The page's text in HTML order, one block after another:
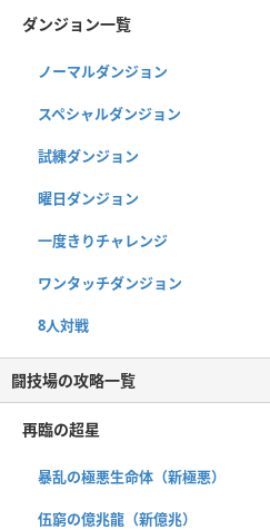
ダンジョン一覧
ノーマルダンジョン
スペシャルダンジョン
試練ダンジョン
曜日ダンジョン
一度きりチャレンジ
ワンタッチダンジョン
8人対戦
闘技場の攻略一覧
再臨の超星
暴乱の極悪生命体（新極悪）
伍窮の億兆龍（新億兆）